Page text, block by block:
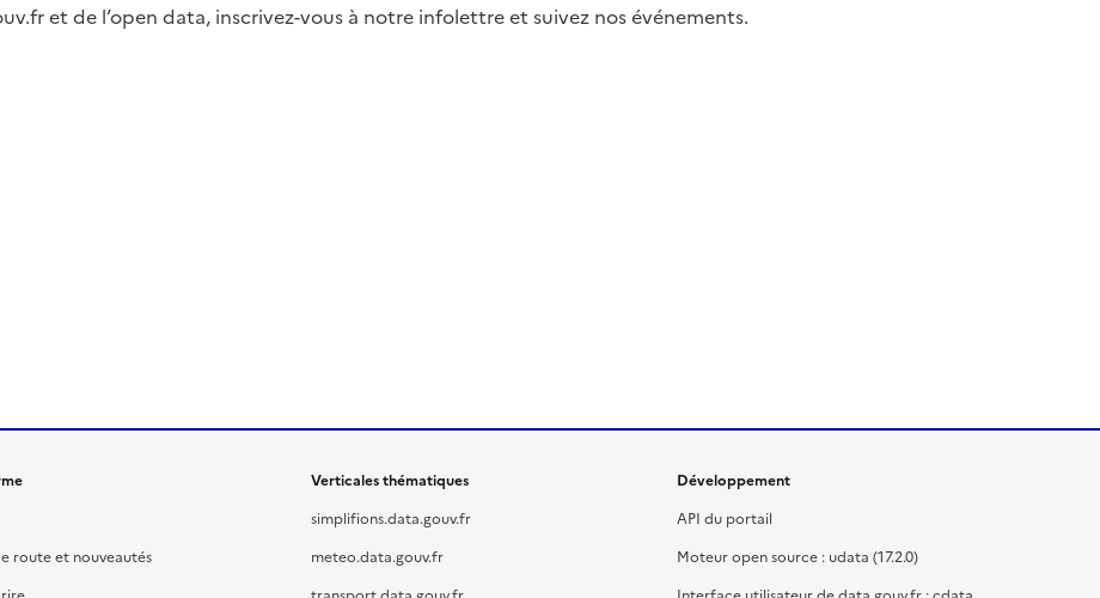
et de l’open data, inscrivez-vous à notre infolettre et suivez nos événements.
route et nouveautés
Verticales thématiques
simplifions.data.gouv.fr
meteo.data.gouv.fr
Développement
API du portail
Moteur open source : udata (17.2.0)